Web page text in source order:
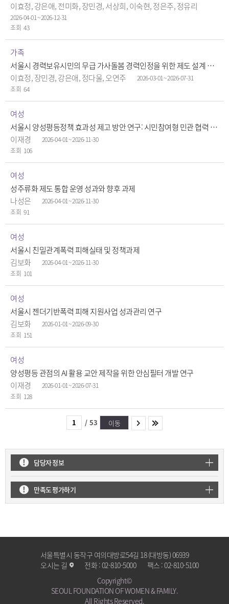
이효정, 강은애, 전미화, 장민경, 서상희, 이숙현, 정은주, 정유리
2026-04-01 ~ 2026-12-31
43
가족
서울시 경력보유시민의 무급 가사돌봄 경력인정을 위한 제도 설계 연구
이효정, 장민경, 강은애, 정다울, 오연주
2026-03-01 ~ 2026-07-31
64
여성
서울시 양성평등정책 효과성 제고 방안 연구: 시민참여형 민관 협력 체계 구축 방안을 중심으
이재경
2026-04-01 ~ 2026-11-30
106
여성
성주류화 제도 통합 운영 성과와 향후 과제
나성은
2026-04-01 ~ 2026-11-30
91
여성
서울시 친밀관계폭력 피해실태 및 정책과제
김보화
2026-04-01 ~ 2026-11-30
101
여성
서울시 젠더기반폭력 피해 지원사업 성과관리 연구
김보화
2026-01-01 ~ 2026-09-30
151
여성
양성평등 관점의 AI 활용 교안 제작을 위한 안심필터 개발 연구
이재경
2026-01-01 ~ 2026-07-31
128
/ 53 이동
담당자 정보
만족도 평가하기
서울특별시 동작구 여의대방로54길 18 (대방동) 06939
오시는 길
전화 :02-810-5000 팩스 :02-810-5100
Copyright©
SEOUL FOUNDATION OF WOMEN & FAMILY.
All Rights Reserved.